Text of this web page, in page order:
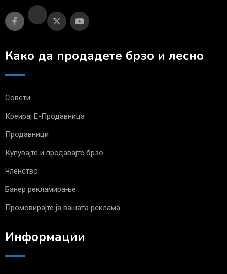
Како да продадете брзо и лесно
Совети
Креирај Е-Продавница
Продавници
Купувајте и продавајте брзо
Членство
Банер рекламирање
Промовирајте ја вашата реклама
Информации